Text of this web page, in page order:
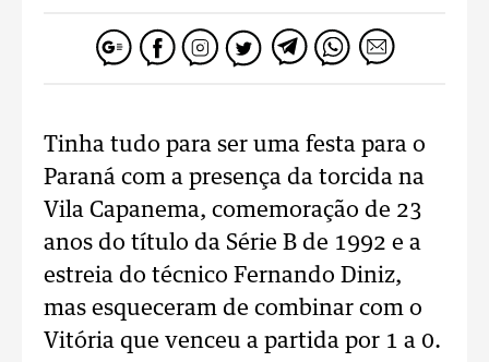
Tinha tudo para ser uma festa para o
Paraná com a presença da torcida na
Vila Capanema, comemoração de 23
anos do título da Série B de 1992 e a
estreia do técnico Fernando Diniz,
mas esqueceram de combinar com o
Vitória que venceu a partida por 1 a 0.